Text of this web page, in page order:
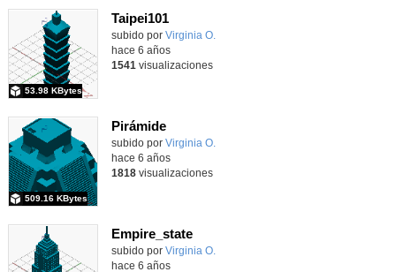
Taipei101
subido por Virginia O.
53.98 KBytes
hace 6 años
1541 visualizaciones
Pirámide
subido por Virginia O.
509.16 KBytes
hace 6 años
1818visualizaciones
Empire_state
subido por Virginia O.
hace 6 años